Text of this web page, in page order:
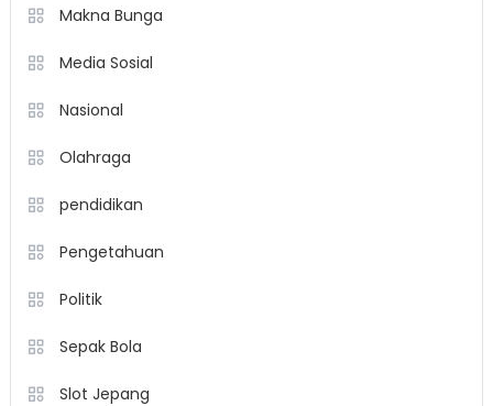
Makna Bunga
Media Sosial
Nasional
Olahraga
pendidikan
Pengetahuan
Politik
Sepak Bola
Slot Jepang